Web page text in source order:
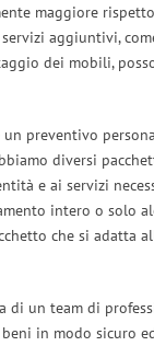
maggiore
aggiuntivi,
dei mobili,
un preventivo
diversi
e ai servizi
intero o solo
che si adatta
di un team di
in modo sicuro